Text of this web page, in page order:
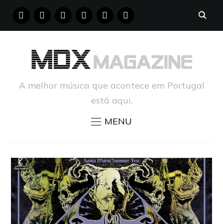
FACEBOOKINSTAGRAM
YOUTUBE PINTERESTTUMBLR
A melhor música que acontece em Portugal
está aqui.
MENU